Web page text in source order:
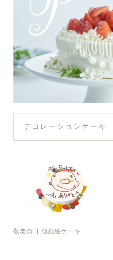
デコレーションケーキ
敬老の日 似顔絵ケーキ